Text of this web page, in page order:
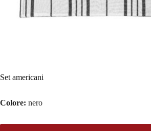
Set americani
Colore: nero